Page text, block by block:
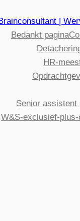
|
Bedankt pagina
HR-
Senior assistent
W&S-exclusief-